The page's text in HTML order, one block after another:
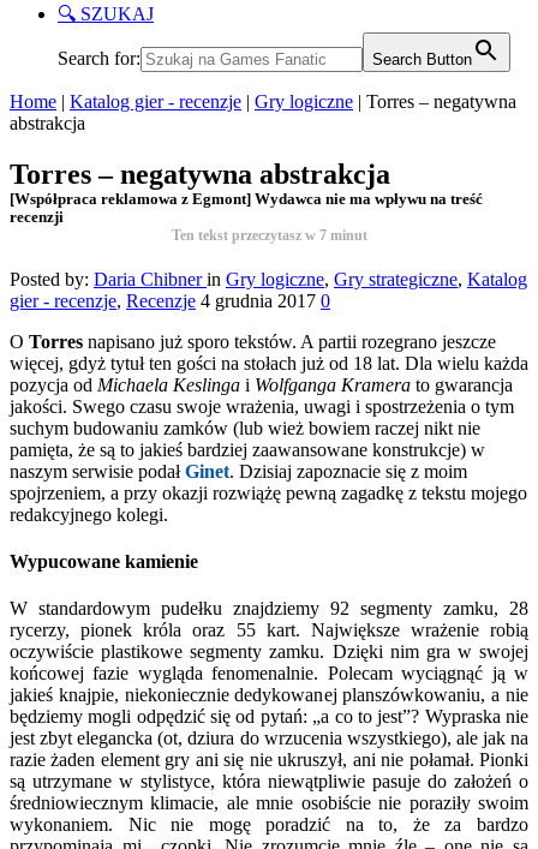
🔍 SZUKAJ
Search for: Search Button
Home | Katalog gier - recenzje | Gry logiczne | Torres – negatywna
abstrakcja
Torres – negatywna abstrakcja
[Współpraca reklamowa z Egmont] Wydawca nie ma wpływu na treść
recenzji
Ten tekst przeczytasz w 7 minut
Posted by: Daria Chibnerin Gry logiczne, Gry strategiczne, Katalog
gier - recenzje, Recenzje 4 grudnia 2017 0
O Torres napisano już sporo tekstów. A partii rozegrano jeszcze
więcej, gdyż tytuł ten gości na stołach już od 18 lat. Dla wielu każda
pozycja od Michaela Keslinga i Wolfganga Kramera to gwarancja
jakości. Swego czasu swoje wrażenia, uwagi i spostrzeżenia o tym
suchym budowaniu zamków (lub wież bowiem raczej nikt nie
pamięta, że są to jakieś bardziej zaawansowane konstrukcje) w
naszym serwisie podał Ginet. Dzisiaj zapoznacie się z moim
spojrzeniem, a przy okazji rozwiążę pewną zagadkę z tekstu mojego
redakcyjnego kolegi.
Wypucowane kamienie
W standardowym pudełku znajdziemy 92 segmenty zamku, 28
rycerzy, pionek króla oraz 55 kart. Największe wrażenie robią
oczywiście plastikowe segmenty zamku. Dzięki nim gra w swojej
końcowej fazie wygląda fenomenalnie. Polecam wyciągnąć ją w
jakieś knajpie, niekoniecznie dedykowanej planszówkowaniu, a nie
będziemy mogli odpędzić się od pytań: „a co to jest”? Wypraska nie
jest zbyt elegancka (ot, dziura do wrzucenia wszystkiego), ale jak na
razie żaden element gry ani się nie ukruszył, ani nie połamał. Pionki
są utrzymane w stylistyce, która niewątpliwie pasuje do założeń o
średniowiecznym klimacie, ale mnie osobiście nie poraziły swoim
wykonaniem. Nic nie mogę poradzić na to, że za bardzo